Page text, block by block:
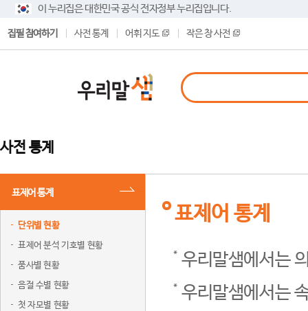
이 누리집은 대한민국 공식 전자정부 누리집입니다.
집필 참여하기 사전 통계 어휘 지도 작은 창 사전
사전 통계
표제어 통계
단위별 현황
표제어 분석 기호별 현황
품사별 현황
음절 수별 현황
첫 자모별 현황
표제어 통계
우리말샘에서는
우리말샘에서는